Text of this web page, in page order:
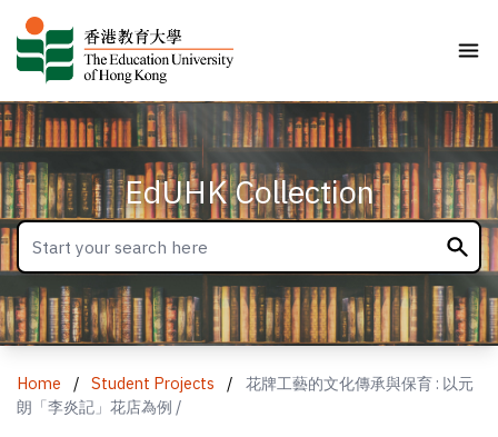
EdUHK Collection
Home / Student Projects /
花牌工藝的文化傳承與保育 : 以元
朗「李炎記」花店為例 /